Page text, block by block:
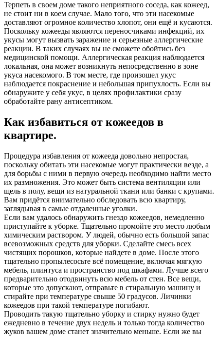
Терпеть в своем доме такого неприятного соседа, как кожеед,
не стоит ни в коем случае. Мало того, что эти насекомые
доставляют огромное количество хлопот, они ещё и кусаются.
Поскольку кожееды являются переносчиками инфекций, их
укусы могут вызвать заражение и серьезные аллергические
реакции. В таких случаях вы не сможете обойтись без
медицинской помощи. Аллергическая реакция наблюдается
локальная, она может возникнуть непосредственно в зоне
укуса насекомого. В том месте, где произошел укус
наблюдается покраснение и небольшая припухлость. Если вы
обнаружите у себя укус, в целях профилактики сразу
обработайте рану антисептиком.
Как избавиться от кожеедов в
квартире.
Процедура избавления от кожееда довольно непростая,
поскольку обитать эти насекомые могут практически везде, а
для борьбы с ними в первую очередь необходимо найти место
их размножения. Это может быть система вентиляции или
щель в полу, вещи из натуральной ткани или банки с крупами.
Вам придётся внимательно обследовать всю квартиру,
заглядывая в самые отдаленные уголки.
Если вам удалось обнаружить гнездо кожеедов, немедленно
приступайте к уборке. Тщательно промойте это место любым
химическим раствором. У людей, обычно есть большой запас
всевозможных средств для уборки. Сделайте смесь всех
чистящих порошков, которые найдете в доме. После этого
тщательно пропылесосьте всё помещение, включая мягкую
мебель, плинтуса и пространство под шкафами. Лучше всего
предварительно отодвинуть всю мебель от стен. Все вещи,
которые это допускают, отправьте в стиральную машину и
стирайте при температуре свыше 50 градусов. Личинки
кожеедов при такой температуре погибают.
Проводить такую тщательно уборку и стирку нужно будет
ежедневно в течение двух недель и только тогда количество
жуков вашем доме станет значительно меньше. Если же вы